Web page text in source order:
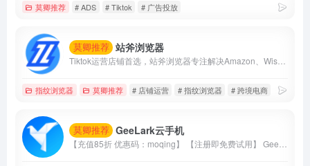
莫卿推荐 # ADS # Tiktok # 广告投放
莫卿推荐 站斧浏览器
指纹浏览器 莫卿推荐 # 店铺运营 # 指纹浏览器 # 跨境电商
莫卿推荐 GeeLark云手机